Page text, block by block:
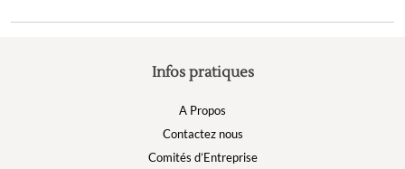
Infos pratiques
A Propos
Contactez nous
Comités d’Entreprise